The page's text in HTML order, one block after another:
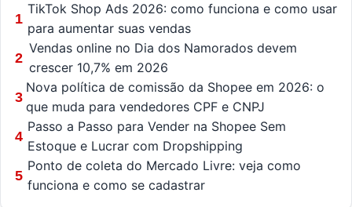
1
TikTok Shop Ads 2026: como funciona e como usar
para aumentar suas vendas
2
Vendas online no Dia dos Namorados devem
crescer 10,7% em 2026
3
Nova política de comissão da Shopee em 2026: o
que muda para vendedores CPF e CNPJ
4
Passo a Passo para Vender na Shopee Sem
Estoque e Lucrar com Dropshipping
5
Ponto de coleta do Mercado Livre: veja como
funciona e como se cadastrar